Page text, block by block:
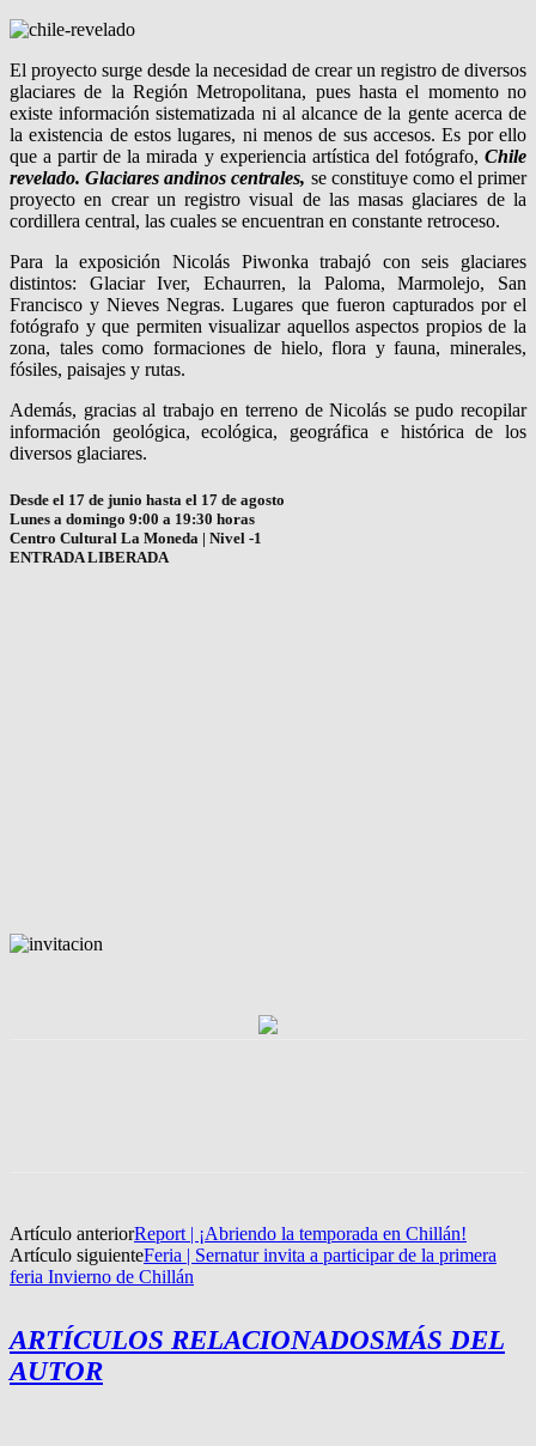
El proyecto surge desde la necesidad de crear un registro de diversos
glaciares de la Región Metropolitana, pues hasta el momento no
existe información sistematizada ni al alcance de la gente acerca de
la existencia de estos lugares, ni menos de sus accesos. Es por ello
que a partir de la mirada y experiencia artística del fotógrafo, Chile
revelado. Glaciares andinos centrales, se constituye como el primer
proyecto en crear un registro visual de las masas glaciares de la
cordillera central, las cuales se encuentran en constante retroceso.
Para la exposición Nicolás Piwonka trabajó con seis glaciares
distintos: Glaciar Iver, Echaurren, la Paloma, Marmolejo, San
Francisco y Nieves Negras. Lugares que fueron capturados por el
fotógrafo y que permiten visualizar aquellos aspectos propios de la
zona, tales como formaciones de hielo, flora y fauna, minerales,
fósiles, paisajes y rutas.
Además, gracias al trabajo en terreno de Nicolás se pudo recopilar
información geológica, ecológica, geográfica e histórica de los
diversos glaciares.
Desde el 17 de junio hasta el 17 de agosto
Lunes a domingo 9:00 a 19:30 horas
Centro Cultural La Moneda | Nivel -1
ENTRADA LIBERADA
Artículo anteriorReport | ¡Abriendo la temporada en Chillán!
Artículo siguienteFeria | Sernatur invita a participar de la primera
feria Invierno de Chillán
ARTÍCULOS RELACIONADOSMÁS DEL
AUTOR